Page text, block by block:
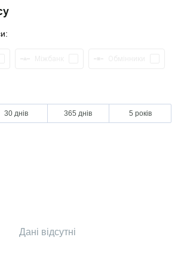
30 днів 365 днів 5 років
Дані відсутні